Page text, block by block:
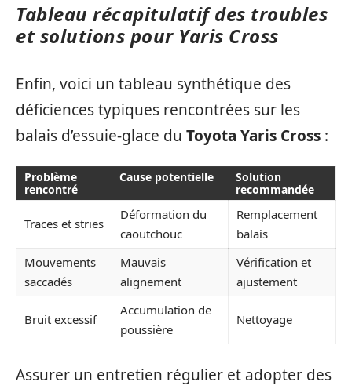
Tableau récapitulatif des troubles
et solutions pour Yaris Cross
Enfin, voici un tableau synthétique des
déficiences typiques rencontrées sur les
balais d’essuie-glace du Toyota Yaris Cross :
Problème
rencontré
Cause potentielle
Solution
recommandée
Traces et stries
Déformation du
caoutchouc
Remplacement
balais
Mouvements
saccadés
Mauvais
alignement
Vérification et
ajustement
Bruit excessif
Accumulation de
poussière
Nettoyage
Assurer un entretien régulier et adopter des